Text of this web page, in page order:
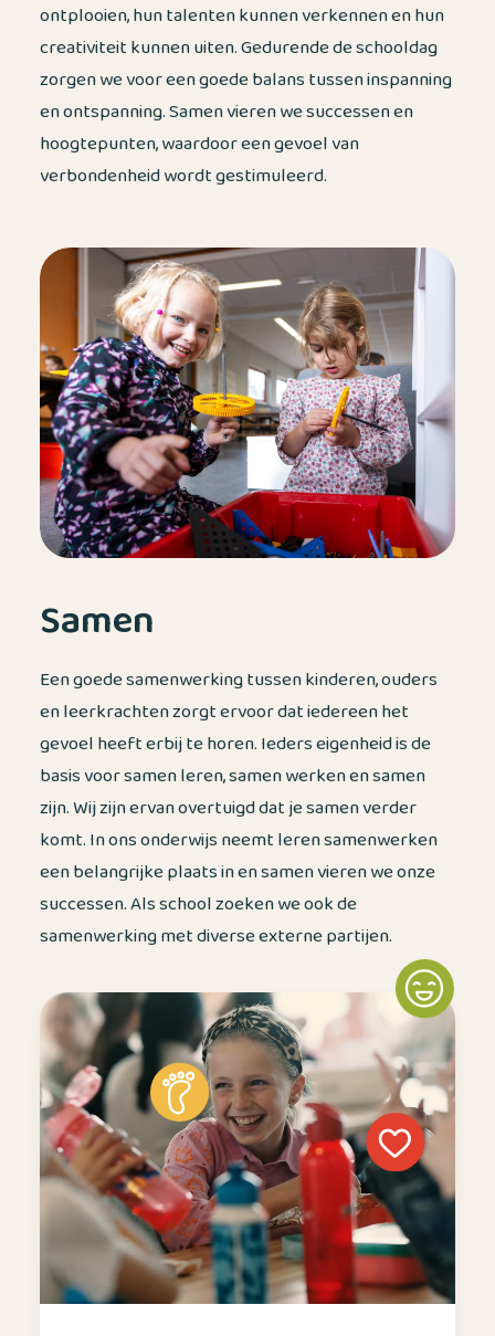
ontplooien, hun talenten kunnen verkennen en hun
creativiteit kunnen uiten. Gedurende de schooldag
zorgen we voor een goede balans tussen inspanning
en ontspanning. Samen vieren we successen en
hoogtepunten, waardoor een gevoel van
verbondenheid wordt gestimuleerd.
Samen
Een goede samenwerking tussen kinderen, ouders
en leerkrachten zorgt ervoor dat iedereen het
gevoel heeft erbij te horen. Ieders eigenheid is de
basis voor samen leren, samen werken en samen
zijn. Wij zijn ervan overtuigd dat je samen verder
komt. In ons onderwijs neemt leren samenwerken
een belangrijke plaats in en samen vieren we onze
successen. Als school zoeken we ook de
samenwerking met diverse externe partijen.